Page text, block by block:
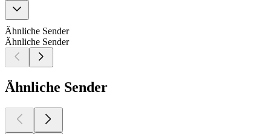
Ähnliche Sender
Ähnliche Sender
Ähnliche Sender